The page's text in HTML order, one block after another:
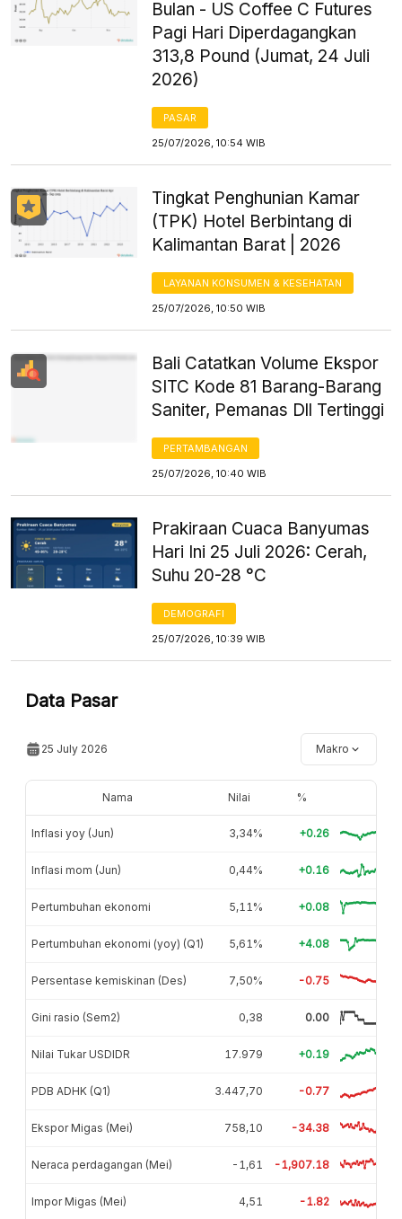
Bulan - US Coffee C Futures
Pagi Hari Diperdagangkan
313,8 Pound (Jumat, 24 Juli
2026)
PASAR
25/07/2026, 10:54 WIB
Tingkat Penghunian Kamar
(TPK) Hotel Berbintang di
Kalimantan Barat | 2026
LAYANAN KONSUMEN & KESEHATAN
25/07/2026, 10:50 WIB
Bali Catatkan Volume Ekspor
SITC Kode 81 Barang-Barang
Saniter, Pemanas Dll Tertinggi
PERTAMBANGAN
25/07/2026, 10:40 WIB
Prakiraan Cuaca Banyumas
Hari Ini 25 Juli 2026: Cerah,
Suhu 20-28 °C
DEMOGRAFI
25/07/2026, 10:39 WIB
Data Pasar
25 July 2026 Makro
Nama Nilai %
Inflasi yoy (Jun) 3,34% +0.26
Inflasi mom (Jun) 0,44% +0.16
Pertumbuhan ekonomi 5,11% +0.08
Pertumbuhan ekonomi (yoy) (Q1) 5,61% +4.08
Persentase kemiskinan (Des) 7,50% -0.75
Gini rasio (Sem2) 0,38 0.00
Nilai Tukar USDIDR 17.979 +0.19
PDB ADHK (Q1) 3.447,70 -0.77
Ekspor Migas (Mei) 758,10 -34.38
Neraca perdagangan (Mei) -1,61 -1,907.18
Impor Migas (Mei) 4,51 -1.82